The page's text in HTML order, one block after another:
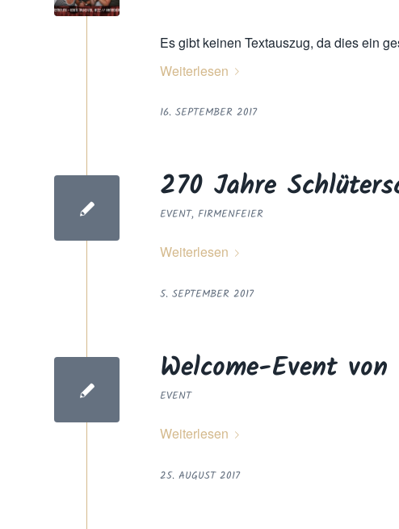
Es gibt keinen Textauszug, da dies ein
Weiterlesen
16. SEPTEMBER 2017
270 Jahre
EVENT, FIRMENFEIER
Weiterlesen
5. SEPTEMBER 2017
Welcome-Event
EVENT
Weiterlesen
25. AUGUST 2017